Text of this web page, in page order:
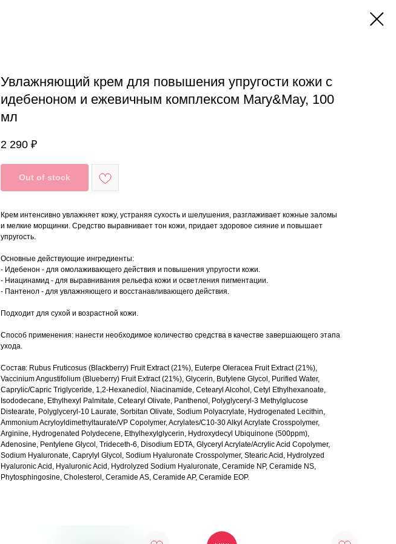
Увлажняющий крем для повышения упругости кожи с
идебеноном и ежевичным комплексом Mary&May, 100
мл
2 290 ₽
Out of stock
Крем интенсивно увлажняет кожу, устраняя сухость и шелушения, разглаживает кожные заломы
и мелкие морщинки. Средство выравнивает тон кожи, придает здоровое сияние и повышает
упругость.
Основные действующие ингредиенты:
- Идебенон - для омолаживающего действия и повышения упругости кожи.
- Ниацинамид - для выравнивания рельефа кожи и осветления пигментации.
- Пантенол - для увлажняющего и восстанавливающего действия.
Подходит для сухой и возрастной кожи.
Способ применения: нанести необходимое количество средства в качестве завершающего этапа
ухода.
Состав: Rubus Fruticosus (Blackberry) Fruit Extract (21%), Euterpe Oleracea Fruit Extract (21%),
Vaccinium Angustifolium (Blueberry) Fruit Extract (21%), Glycerin, Butylene Glycol, Purified Water,
Caprylic/Capric Triglyceride, 1,2-Hexanediol, Niacinamide, Cetearyl Alcohol, Cetyl Ethylhexanoate,
Isododecane, Ethylhexyl Palmitate, Cetearyl Olivate, Panthenol, Polyglyceryl-3 Methylglucose
Distearate, Polyglyceryl-10 Laurate, Sorbitan Olivate, Sodium Polyacrylate, Hydrogenated Lecithin,
Ammonium Acryloyldimethyltaurate/VP Copolymer, Acrylates/C10-30 Alkyl Acrylate Crosspolymer,
Arginine, Hydrogenated Polydecene, Ethylhexylglycerin, Hydroxydecyl Ubiquinone (500ppm),
Adenosine, Pentylene Glycol, Trideceth-6, Disodium EDTA, Glyceryl Acrylate/Acrylic Acid Copolymer,
Sodium Hyaluronate, Caprylyl Glycol, Sodium Hyaluronate Crosspolymer, Stearic Acid, Hydrolyzed
Hyaluronic Acid, Hyaluronic Acid, Hydrolyzed Sodium Hyaluronate, Ceramide NP, Ceramide NS,
Phytosphingosine, Cholesterol, Ceramide AS, Ceramide AP, Ceramide EOP.